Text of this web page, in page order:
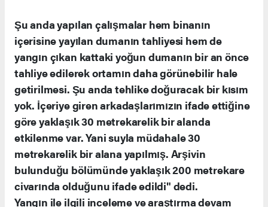
Şu anda yapılan çalışmalar hem binanın
içerisine yayılan dumanın tahliyesi hem de
yangın çıkan kattaki yoğun dumanın bir an önce
tahliye edilerek ortamın daha görünebilir hale
getirilmesi. Şu anda tehlike doğuracak bir kısım
yok. İçeriye giren arkadaşlarımızın ifade ettiğine
göre yaklaşık 30 metrekarelik bir alanda
etkilenme var. Yani suyla müdahale 30
metrekarelik bir alana yapılmış. Arşivin
bulunduğu bölümünde yaklaşık 200 metrekare
civarında olduğunu ifade edildi" dedi.
Yangın ile ilgili inceleme ve araştırma devam